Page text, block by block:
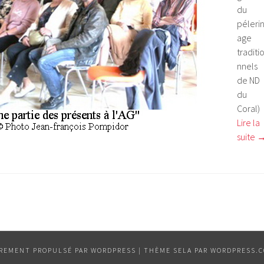
du
pélerin
age
traditio
nnels
de ND
du
Coral)
Lire la
suite →
PROPULSÉ PAR WORDPRESS | THÈME SELA PAR